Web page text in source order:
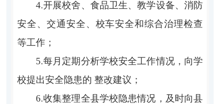
4.开展校舍、食品卫生、教学设备、消防
安全、交通安全、校车安全和综合治理检查
等工作；
5.每月定期分析学校安全工作情况，向学
校提出安全隐患的 整改建议；
6.收集整理全县学校隐患情况，及时向县